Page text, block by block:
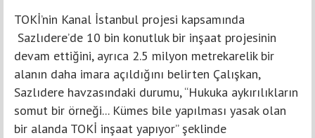
TOKİ’nin Kanal İstanbul projesi kapsamında
Sazlıdere’de 10 bin konutluk bir inşaat projesinin
devam ettiğini, ayrıca 2.5 milyon metrekarelik bir
alanın daha imara açıldığını belirten Çalışkan,
Sazlıdere havzasındaki durumu, “Hukuka aykırılıkların
somut bir örneği... Kümes bile yapılması yasak olan
bir alanda TOKİ inşaat yapıyor” şeklinde